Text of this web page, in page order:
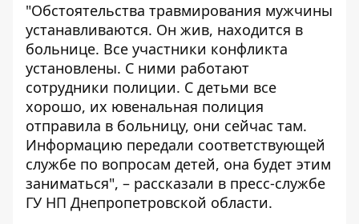
"Обстоятельства травмирования мужчины
устанавливаются. Он жив, находится в
больнице. Все участники конфликта
установлены. С ними работают
сотрудники полиции. С детьми все
хорошо, их ювенальная полиция
отправила в больницу, они сейчас там.
Информацию передали соответствующей
службе по вопросам детей, она будет этим
заниматься", – рассказали в пресс-службе
ГУ НП Днепропетровской области.